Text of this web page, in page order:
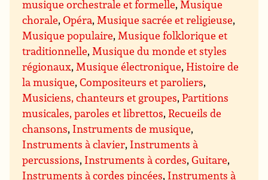
musique orchestrale et formelle,Musique
chorale,Opéra,Musique sacrée et religieuse,
Musique populaire,Musique folklorique et
traditionnelle,Musique du monde et styles
régionaux,Musique électronique,Histoire de
la musique,Compositeurs et paroliers,
Musiciens, chanteurs et groupes,Partitions
musicales, paroles et librettos,Recueils de
chansons, Instruments de musique,
Instruments à clavier, Instruments à
percussions, Instruments à cordes,Guitare,
Instruments à cordes pincées, Instruments à